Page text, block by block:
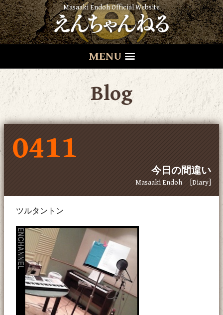
Masaaki Endoh Official Website
MENU
Blog
0411
今日の間違い
Masaaki Endoh [Diary]
ツルタントン